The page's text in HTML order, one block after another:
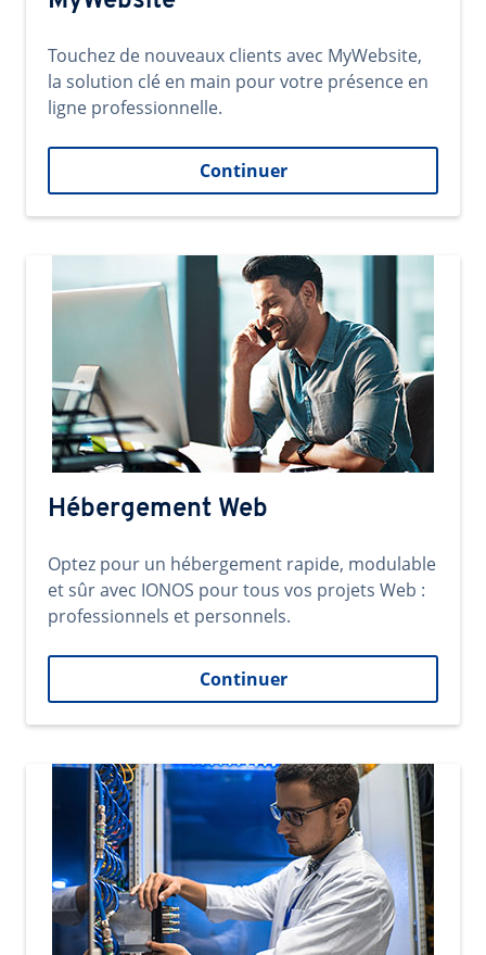
Touchez de nouveaux clients avec MyWebsite,
la solution clé en main pour votre présence en
ligne professionnelle.
Continuer
Hébergement Web
Optez pour un hébergement rapide, modulable
et sûr avec IONOS pour tous vos projets Web :
professionnels et personnels.
Continuer